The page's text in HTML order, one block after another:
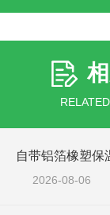
自带铝箔橡塑保
2026-08-06